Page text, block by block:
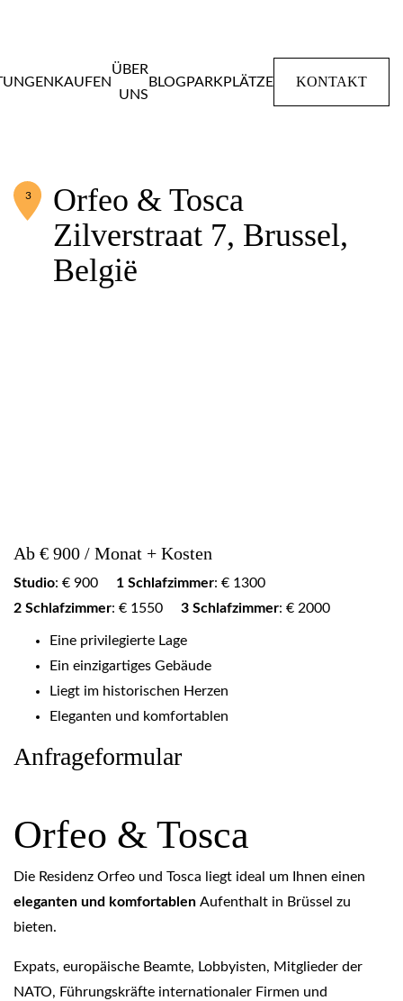
KAUFEN
ÜBER
UNS
BLOG PARKPLÄTZE KONTAKT
3
Orfeo & Tosca
Zilverstraat 7, Brussel,
België
Ab € 900 / Monat + Kosten
Studio: € 900 1 Schlafzimmer: € 1300
2 Schlafzimmer: € 1550 3 Schlafzimmer: € 2000
Eine privilegierte Lage
Ein einzigartiges Gebäude
Liegt im historischen Herzen
Eleganten und komfortablen
Anfrageformular
Orfeo & Tosca
Die Residenz Orfeo und Tosca liegt ideal um Ihnen einen
eleganten und komfortablen Aufenthalt in Brüssel zu
bieten.
Expats, europäische Beamte, Lobbyisten, Mitglieder der
NATO, Führungskräfte internationaler Firmen und